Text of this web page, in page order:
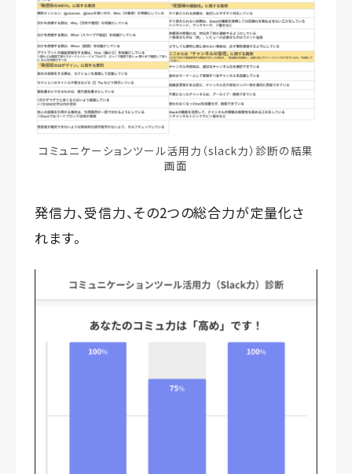
コミュニケーションツール活用力（slack力）診断の結果
画面
発信力、受信力、その2つの総合力が定量化さ
れます。